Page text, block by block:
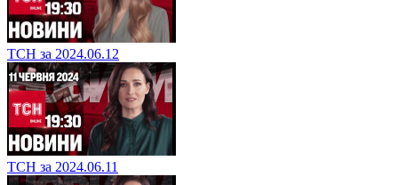
ТСН за 2024.06.12
ТСН за 2024.06.11